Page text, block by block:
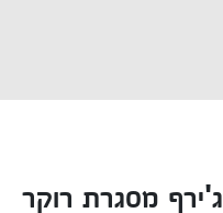
מסגרת רוקר